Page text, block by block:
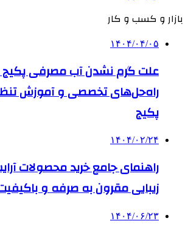
بازار و کسب و کار
۱۴۰۴/۰۴/۰۵
علت گرم نشدن آب مصرفی پکیج
راه‌حل‌های تخصصی و آموزش
پکیج
۱۴۰۴/۰۲/۲۴
راهنمای جامع خرید محصولات
زیبایی مقرون به صرفه و
۱۴۰۴/۰۶/۲۳